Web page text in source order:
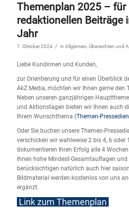
Themenplan 2025 – für
redaktionellen Beiträge
Jahr
7. Oktober 2024 / in Allgemein Übersichten und
Liebe Kundinnen und Kunden,
zur Orientierung und für einen Überblick
AkZ Media, möchten wir Ihnen gerne den
Neben unseren ganzjährigen
und Aktionstagen bieten wir Ihnen auch
Ihrem Wunschthema (Themen-
Oder Sie buchen unsere Themen-
verschicken wir wahlweise 2 bis 4, 6 oder
dokumentieren Ihren Erfolg alle 4
Ihnen hohe Mindest-Gesamtauflagen und
berücksichtigen natürlich auch hier
Bildmaterial werden kostenlos von uns
ergänzt.
Link zum Themenplan